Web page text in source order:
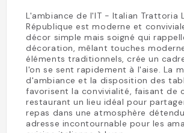
L'ambiance de l'IT - Italian Trattoria
République est moderne et
décor simple mais soigné qui
décoration, mêlant touches
éléments traditionnels, crée un
l'on se sent rapidement à l'aise. La
d'ambiance et la disposition des
favorisent la convivialité, faisant de
restaurant un lieu idéal pour
repas dans une atmosphère
adresse incontournable pour les